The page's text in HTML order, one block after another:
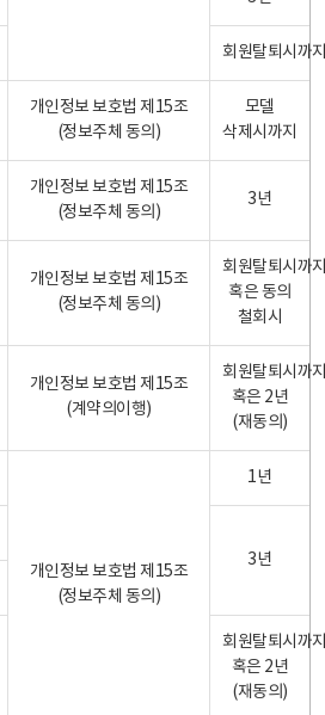
회원탈퇴시까
개인정보 보호법 제15조
(정보주체 동의)
모델
삭제시까지
개인정보 보호법 제15조
(정보주체 동의)
3년
개인정보 보호법 제15조
(정보주체 동의)
회원탈퇴시까
혹은 동의
철회시
개인정보 보호법 제15조
(계약의이행)
회원탈퇴시까
혹은 2년
(재동의)
개인정보 보호법 제15조
(정보주체 동의)
1년
3년
회원탈퇴시까
혹은 2년
(재동의)